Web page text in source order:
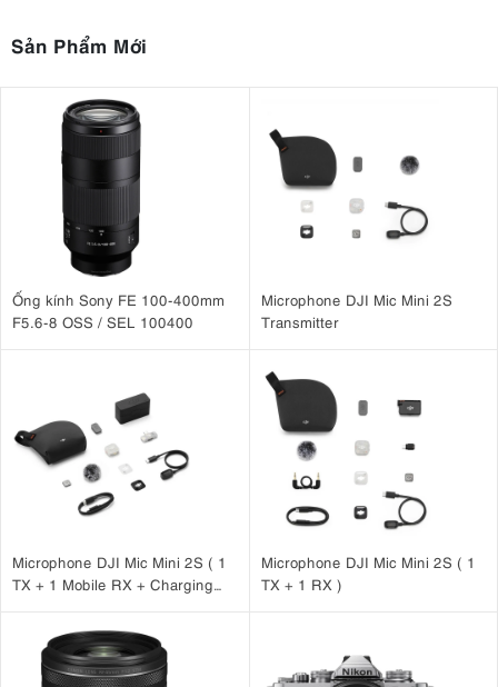
zoom này mang đến khả năng bao phủ linh hoạt từ góc rộng cho đến
cảnh, chân dung hay đời thường.
Ống kính cókhẩu độ lớn F1.7–2.8
giúp:
Thu sáng tốt trong điều kiện thiếu sáng
Tạo hiệu ứng xóa phông tự nhiên, nổi bật chủ thể
Giữ chất lượng hình ảnh sắc nét trên toàn dải zoom
Ngoài ra, vòng chỉnh khẩu độ thủ công giúp người dùng kiểm soát
ánh sáng trực tiếp và tăng trải nghiệm nhiếp ảnh truyền thống.
3. Cảm biến CMOS BSI Four Thirds 20,4MP
Sản Phẩm Mới
Ống kính Sony FE 100-400mm
F5.6-8 OSS / SEL 100400
Microphone DJI Mic Mini 2S
Transmitter
Microphone DJI Mic Mini 2S ( 1
TX + 1 Mobile RX + Charging
Microphone DJI Mic Mini 2S ( 1
TX + 1 RX )